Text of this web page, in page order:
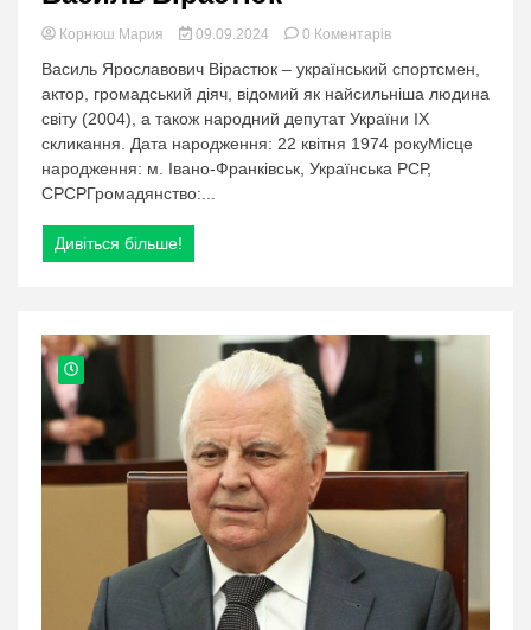
Корнюш Мария 09.09.2024 0 Коментарівв
Василь
Вірастюк
Василь Ярославович Вірастюк – український спортсмен,
актор, громадський діяч, відомий як найсильніша людина
світу (2004), а також народний депутат України IX
скликання. Дата народження: 22 квітня 1974 рокуМісце
народження: м. Івано-Франківськ, Українська РСР,
СРСРГромадянство:...
Дивіться більше!